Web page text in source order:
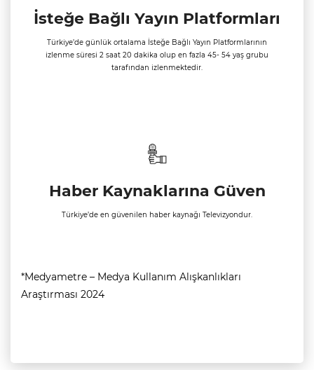
İsteğe Bağlı Yayın Platformları
Türkiye’de günlük ortalama İsteğe Bağlı Yayın Platformlarının
izlenme süresi 2 saat 20 dakika olup en fazla 45- 54 yaş grubu
tarafından izlenmektedir.
Haber Kaynaklarına Güven
Türkiye’de en güvenilen haber kaynağı Televizyondur.
*Medyametre – Medya Kullanım Alışkanlıkları
Araştırması 2024